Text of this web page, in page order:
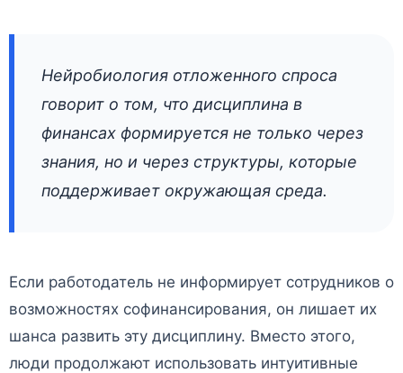
Нейробиология отложенного спроса
говорит о том, что дисциплина в
финансах формируется не только через
знания, но и через структуры, которые
поддерживает окружающая среда.
Если работодатель не информирует сотрудников о
возможностях софинансирования, он лишает их
шанса развить эту дисциплину. Вместо этого,
люди продолжают использовать интуитивные